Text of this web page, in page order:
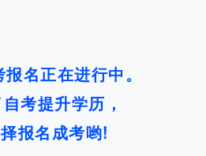
名正在进行中。
考提升学历，
报名成考哟!